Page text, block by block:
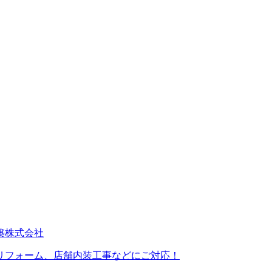
ォーム、店舗内装工事などにご対応！